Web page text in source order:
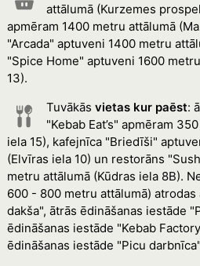
attālumā (Kurzemes
apmēram 1400 metru attālumā
"Arcada" aptuveni 1400 metru
"Spice Home" aptuveni 1600
13).
Tuvākās vietas kur paēst:
"Kebab Eat’s" apmēram
iela 15), kafejnīca "Briedīši"
(Elvīras iela 10) un restorāns
metru attālumā (Kūdras iela 8B).
600 - 800 metru attālumā)
dakša", ātrās ēdināšanas iestāde
ēdināšanas iestāde "Kebab
ēdināšanas iestāde "Picu